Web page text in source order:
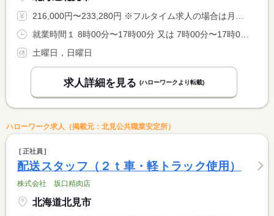
216,000円〜233,280円 ※フルタイム求人の場合は月額（換算額）、パート求人の場合は時間額を表示しています。
土曜日，日曜日
求人詳細を見る (ハローワークより転載)
ハローワーク求人（掲載元：北見公共職業安定所）
正社員
配送スタッフ（２ｔ車・軽トラック使用）
株式会社 坂口精肉店
北海道北見市